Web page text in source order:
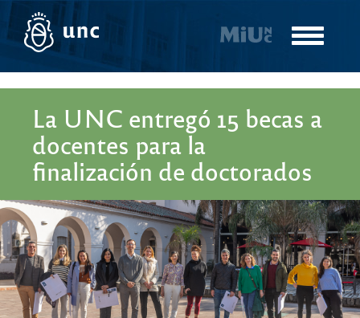
Pasar
contenido
Toggle
La UNC entregó 15 becas a
docentes para la
finalización de doctorados